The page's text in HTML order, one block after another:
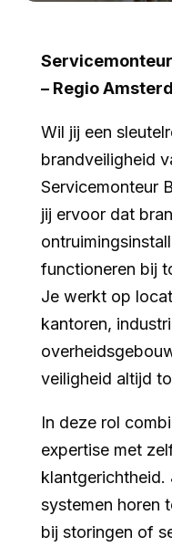
– Regio
Wil jij een
brandveiligheid
Servicemonteur
jij ervoor dat
functioneren bij
Je werkt op
kantoren,
veiligheid altijd
In deze rol
expertise met
klantgerichtheid.
systemen horen
bij storingen of